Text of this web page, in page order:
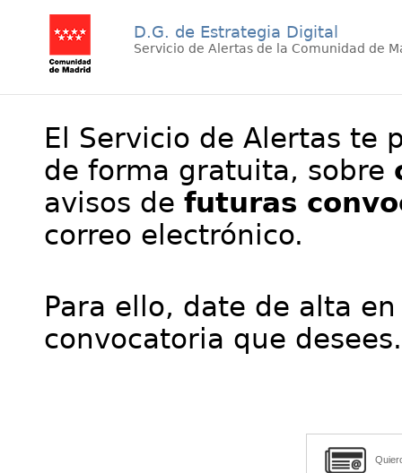
D.G. de Estrategia Digital
Servicio de Alertas de la Comunidad de
El Servicio de Alertas te
de forma gratuita, sobre
avisos de futuras
correo electrónico.
Para ello, date de alta
convocatoria que desees.